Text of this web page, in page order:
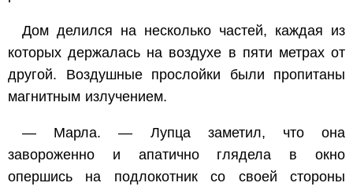
Дом делился на несколько частей, каждая из
которых держалась на воздухе в пяти метрах от
другой. Воздушные прослойки были пропитаны
магнитным излучением.
— Марла. — Лупца заметил, что она
завороженно и апатично глядела в окно
опершись на подлокотник со своей стороны